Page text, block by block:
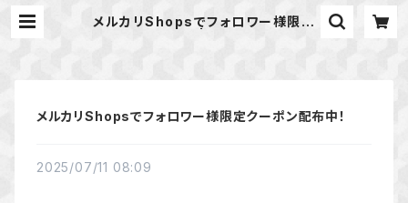
メルカリShopsでフォロワー様限定
メルカリShopsでフォロワー様限定クーポン配布中！
2025/07/11 08:09